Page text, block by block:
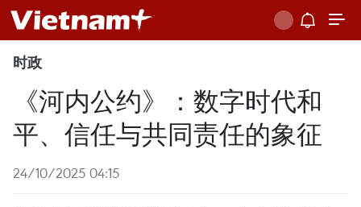
时政
《河内公约》：数字时代和
平、信任与共同责任的象征
24/10/2025 04:15